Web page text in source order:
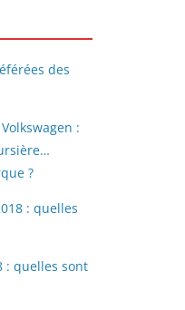
des
:
?
: quelles
: quelles sont